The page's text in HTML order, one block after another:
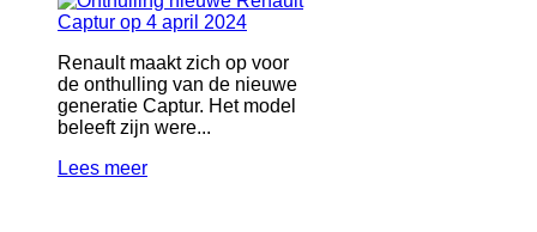
Renault maakt zich op voor
de onthulling van de nieuwe
generatie Captur. Het model
beleeft zijn were...
Lees meer